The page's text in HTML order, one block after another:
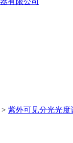
> 紫外可见分光光度